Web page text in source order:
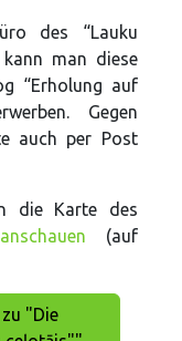
des “Lauku
man diese
“Erholung auf
Gegen
auch per Post
die Karte des
(auf
"Die